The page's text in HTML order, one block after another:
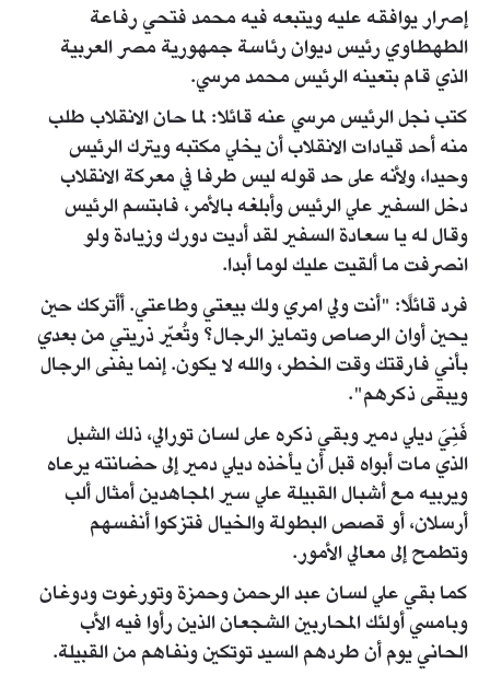
إصرار يوافقه عليه ويتبعه فيه محمد فتحي رفاعة
الطهطاوي رئيس ديوان رئاسة جمهورية مصر العربية
الذي قام بتعينه الرئيس محمد مرسي.
كتب نجل الرئيس مرسي عنه قائلا: لما حان الانقلاب طلب
منه أحد قيادات الانقلاب أن يخلي مكتبه ويترك الرئيس
وحيدا، ولأنه على حد قوله ليس طرفا في معركة الانقلاب
دخل السفير علي الرئيس وأبلغه بالأمر، فابتسم الرئيس
وقال له يا سعادة السفير لقد أديت دورك وزيادة ولو
انصرفت ما ألقيت عليك لوما أبدا.
فرد قائلًا: "أنت ولي امري ولك بيعتي وطاعتي. أأتركك حين
يحين أوان الرصاص وتمايز الرجال؟ وتُعيّر ذريتي من بعدي
بأني فارقتك وقت الخطر، والله لا يكون. إنما يفنى الرجال
ويبقى ذكرهم".
فَنِيَ ديلي دمير وبقي ذكره على لسان تورالي، ذلك الشبل
الذي مات أبواه قبل أن يأخذه ديلي دمير إلى حضانته يرعاه
ويربيه مع أشبال القبيلة علي سير المجاهدين أمثال ألب
أرسلان، أو قصص البطولة والخيال فتزكوا أنفسهم
وتطمح إلى معالي الأمور.
كما بقي علي لسان عبد الرحمن وحمزة وتورغوت ودوغان
وبامسي أولئك المحاربين الشجعان الذين رأوا فيه الأب
الحاني يوم أن طردهم السيد توتكين ونفاهم من القبيلة.